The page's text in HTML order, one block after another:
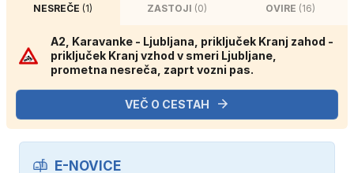
NESREČE(1) ZASTOJI (0) OVIRE (16)
A2, Karavanke - Ljubljana, priključek Kranj zahod -
priključek Kranj vzhod v smeri Ljubljane,
prometna nesreča, zaprt vozni pas.
VEČ O CESTAH
E-NOVICE